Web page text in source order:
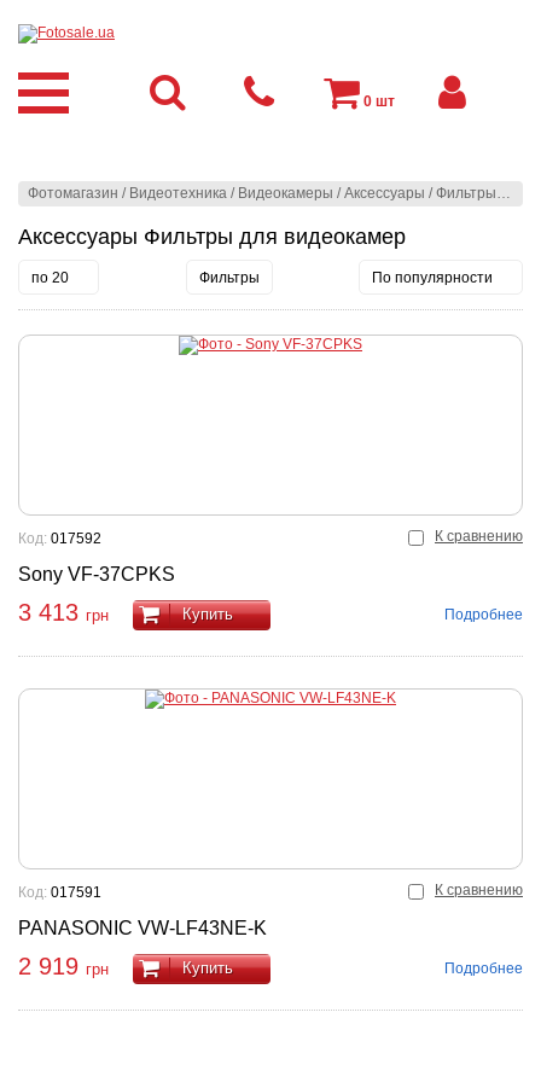
Фотомагазин / Видеотехника / Видеокамеры /Аксессуары /Фильтры для видеокамер
Аксессуары Фильтры для видеокамер
по 20 Фильтры По популярности
К сравнению
Sony VF-37CPKS
Код: 017592
3 413 грн Купить Подробнее
К сравнению
PANASONIC VW-LF43NE-K
Код: 017591
2 919 грн Купить Подробнее
0 шт